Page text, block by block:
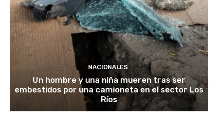
NACIONALES
Un hombre y una niña mueren tras ser
embestidos por una camioneta en el sector Los
Ríos